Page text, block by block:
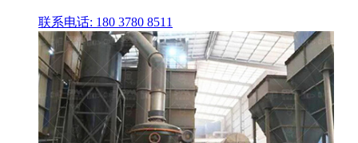
联系电话: 180 3780 8511